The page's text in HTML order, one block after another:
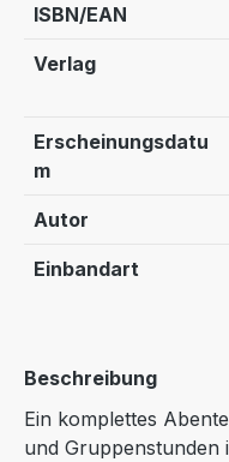
ISBN/EAN
Verlag
Erscheinungsdatu
m
Autor
Einbandart
Beschreibung
Ein komplettes
und Gruppenstunden